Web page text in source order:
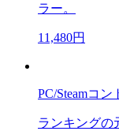
ラー。
11,480円
PC/Steamコ
ランキングの